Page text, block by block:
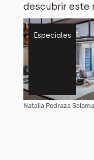
descubrir este
Especiales
Natalia Pedraza